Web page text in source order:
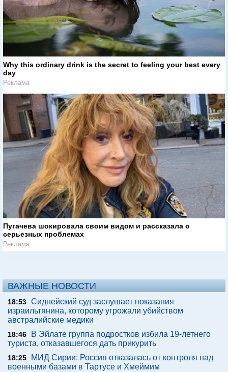
Why this ordinary drink is the secret to feeling your best every
day
Реклама
Пугачева шокировала своим видом и рассказала о
серьезных проблемах
Реклама
ВАЖНЫЕ НОВОСТИ
18:53 Сиднейский суд заслушает показания
израильтянина, которому угрожали убийством
австралийские медики
18:46
В Эйлате группа подростков избила 19-летнего
туриста, отказавшегося дать прикурить
18:25
МИД Сирии: Россия отказалась от контроля над
военными базами в Тартусе и Хмеймим